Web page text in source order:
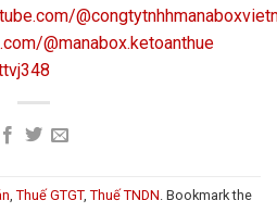
@manabox.ketoanthue
Thuế GTGT, Thuế TNDN . Bookmark the